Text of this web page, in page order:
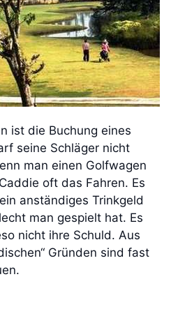
ist die Buchung eines
seine Schläger nicht
man einen Golfwagen
oft das Fahren. Es
anständiges Trinkgeld
man gespielt hat. Es
nicht ihre Schuld. Aus
Gründen sind fast